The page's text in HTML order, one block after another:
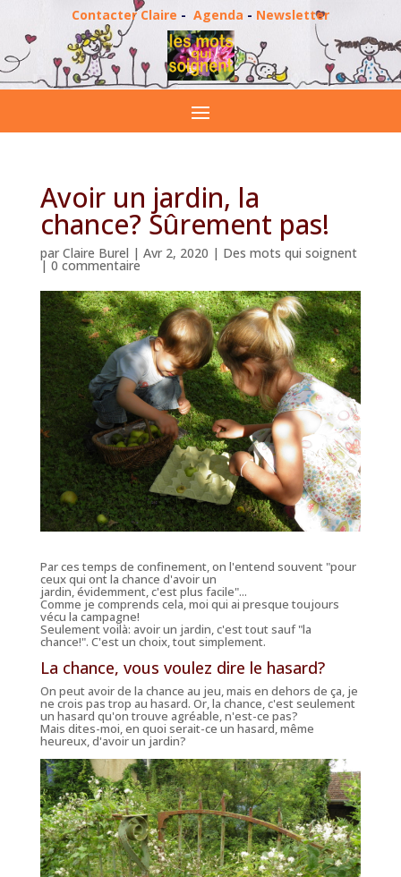
Contacter Claire - Agenda - Newsletter
Avoir un jardin, la
chance? Sûrement pas!
par Claire Burel | Avr 2, 2020 | Des mots qui soignent
| 0 commentaire
Par ces temps de confinement, on l'entend souvent "pour
ceux qui ont la chance d'avoir un
jardin, évidemment, c'est plus facile"...
Comme je comprends cela, moi qui ai presque toujours
vécu la campagne!
Seulement voilà: avoir un jardin, c'est tout sauf "la
chance!". C'est un choix, tout simplement.
La chance, vous voulez dire le hasard?
On peut avoir de la chance au jeu, mais en dehors de ça, je
ne crois pas trop au hasard. Or, la chance, c'est seulement
un hasard qu'on trouve agréable, n'est-ce pas?
Mais dites-moi, en quoi serait-ce un hasard, même
heureux, d'avoir un jardin?